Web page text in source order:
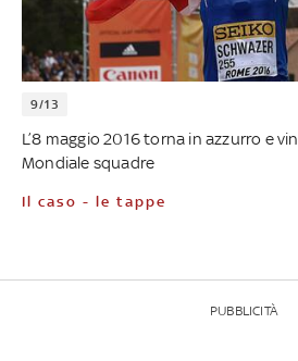
9/13
L’8 maggio 2016 torna in azzurro e
Mondiale squadre
Il caso - le tappe
PUBBLICITÀ